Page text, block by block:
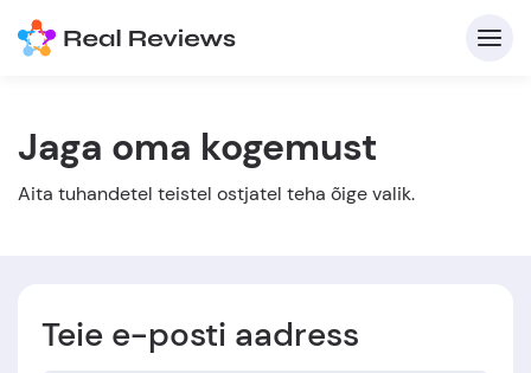
Jaga oma kogemust
Aita tuhandetel teistel ostjatel teha õige valik.
Teie e-posti aadress